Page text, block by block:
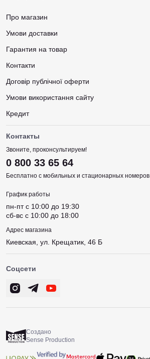
Про магазин
Умови доставки
Гарантия на товар
Контакти
Договір публічної оферти
Умови використання сайту
Кредит
Контакты
Звоните, проконсультируем!
0 800 33 65 64
Бесплатно с мобильных и стационарных номеров
График работы
пн-пт c 10:00 до 19:30
сб-вс c 10:00 до 18:00
Адрес магазина
Киевская, ул. Крещатик, 46 Б
Соцсети
Создано
Sense Production